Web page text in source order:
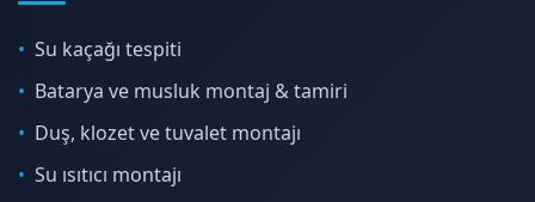
Su kaçağı tespiti
Batarya ve musluk montaj & tamiri
Duş, klozet ve tuvalet montajı
Su ısıtıcı montajı